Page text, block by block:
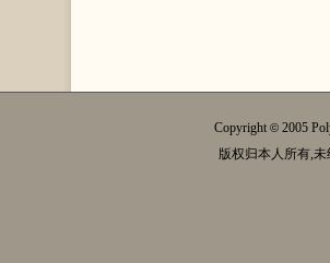
Copyright© 2005
版权归本人所有,